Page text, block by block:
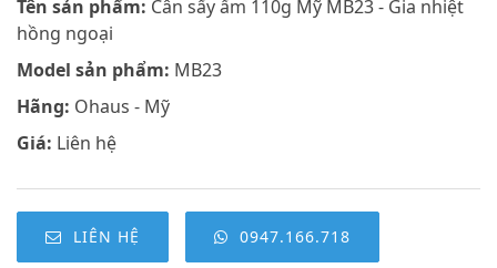
Tên sản phẩm: Cân sấy ẩm 110g Mỹ MB23 - Gia nhiệt
hồng ngoại
Model sản phẩm: MB23
Hãng: Ohaus - Mỹ
Giá: Liên hệ
LIÊN HỆ 0947.166.718